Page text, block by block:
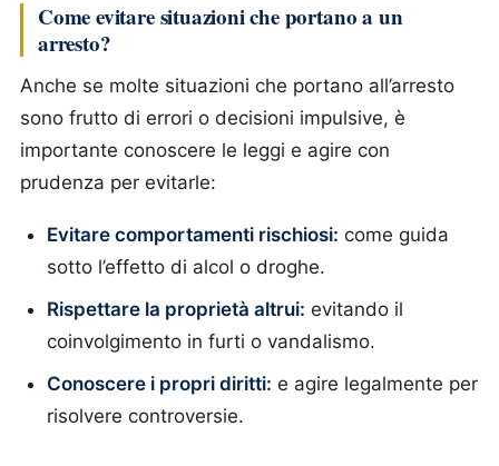
Come evitare situazioni che portano a un
arresto?
Anche se molte situazioni che portano all’arresto
sono frutto di errori o decisioni impulsive, è
importante conoscere le leggi e agire con
prudenza per evitarle:
Evitare comportamenti rischiosi: come guida
sotto l’effetto di alcol o droghe.
Rispettare la proprietà altrui: evitando il
coinvolgimento in furti o vandalismo.
Conoscere i propri diritti: e agire legalmente per
risolvere controversie.